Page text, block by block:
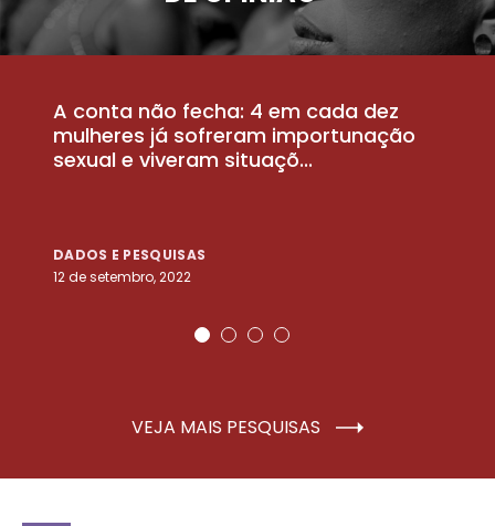
A conta não fecha: 4 em cada dez
mulheres já sofreram importunação
sexual e viveram situaçõ...
DADOS E PESQUISAS
12 de setembro, 2022
VEJA MAIS PESQUISAS